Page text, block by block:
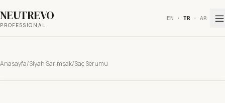
NEUTREVO
PROFESSIONAL
EN · TR · AR
Anasayfa/Siyah Sarımsak/Saç Serumu